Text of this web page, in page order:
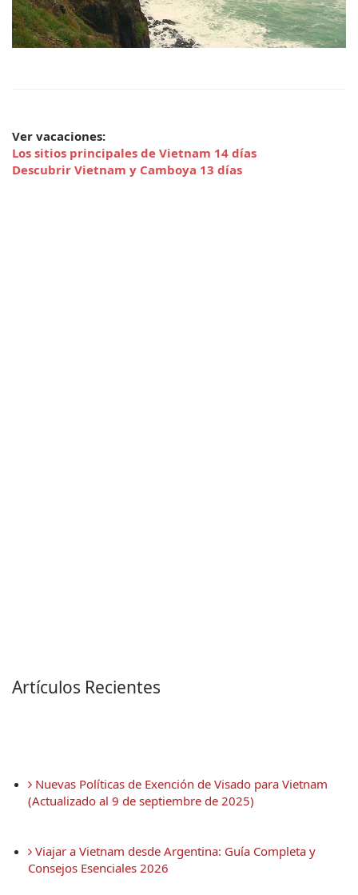
Ver vacaciones:
Los sitios principales de Vietnam 14 días
Descubrir Vietnam y Camboya 13 días
Artículos Recientes
Nuevas Políticas de Exención de Visado para Vietnam
(Actualizado al 9 de septiembre de 2025)
Viajar a Vietnam desde Argentina: Guía Completa y
Consejos Esenciales 2026